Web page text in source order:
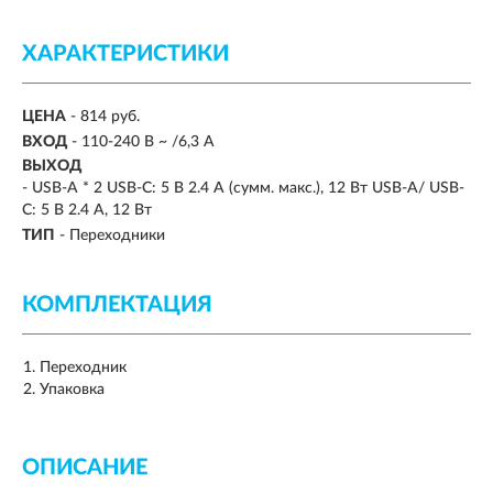
ХАРАКТЕРИСТИКИ
ЦЕНА - 814 руб.
ВХОД - 110-240 В ~ /6,3 А
ВЫХОД
- USB-A * 2 USB-C: 5 В 2.4 А (сумм. макс.), 12 Вт USB-A/ USB-
C: 5 В 2.4 А, 12 Вт
ТИП - Переходники
КОМПЛЕКТАЦИЯ
Переходник
Упаковка
ОПИСАНИЕ